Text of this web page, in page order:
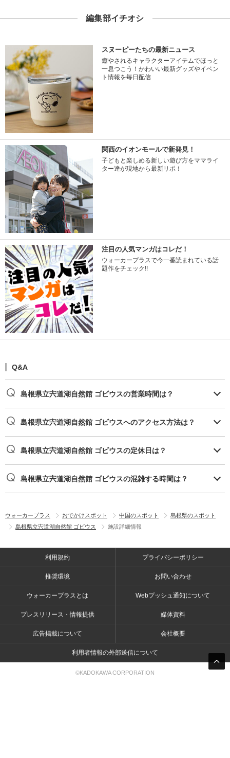
編集部イチオシ
スヌーピーたちの最新ニュース
癒やされるキャラクターアイテムでほっと
一息つこう！かわいい最新グッズやイベン
ト情報を毎日配信
関西のイオンモールで新発見！
子どもと楽しめる新しい遊び方をママライ
ター達が現地から最新リポ！
注目の人気マンガはコレだ！
ウォーカープラスで今一番読まれている話
題作をチェック!!
Q&A
島根県立宍道湖自然館 ゴビウスの営業時間は？
島根県立宍道湖自然館 ゴビウスへのアクセス方法は？
島根県立宍道湖自然館 ゴビウスの定休日は？
島根県立宍道湖自然館 ゴビウスの混雑する時間は？
ウォーカープラス おでかけスポット 中国のスポット
島根県のスポット
島根県立宍道湖自然館 ゴビウス
施設詳細情報
利用規約 プライバシーポリシー
推奨環境 お問い合わせ
ウォーカープラスとは Webプッシュ通知について
プレスリリース・情報提供 媒体資料
広告掲載について 会社概要
利用者情報の外部送信について
©KADOKAWA CORPORATION